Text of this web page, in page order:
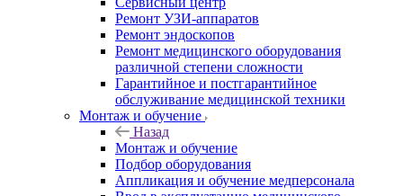
Ремонт УЗИ-аппаратов
Ремонт эндоскопов
Ремонт медицинского оборудования
различной степени сложности
Гарантийное и постгарантийное
обслуживание медицинской техники
Монтаж и обучение
Назад
Монтаж и обучение
Подбор оборудования
Аппликация и обучение медперсонала